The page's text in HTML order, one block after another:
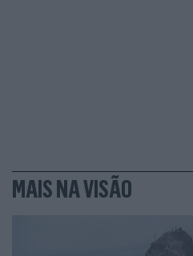
MAIS NA VISÃO